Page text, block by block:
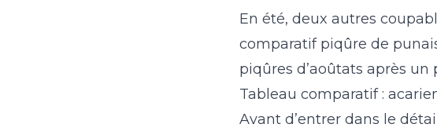
En été, deux autres
comparatif piqûre de
piqûres d’aoûtats après un
Tableau comparatif :
Avant d’entrer dans le